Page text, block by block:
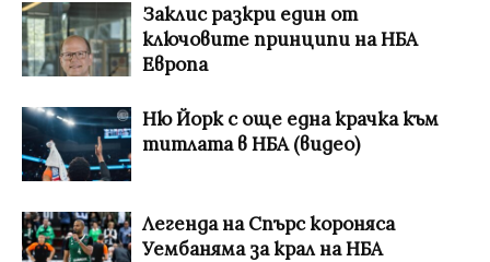
Заклис разкри един от
ключовите принципи на НБА
Европа
Ню Йорк с още една крачка към
титлата в НБА (видео)
Легенда на Спърс короняса
Уембаняма за крал на НБА